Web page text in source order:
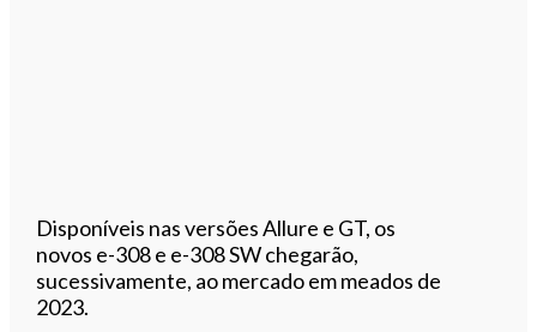
Disponíveis nas versões Allure e GT, os
novos e-308 e e-308 SW chegarão,
sucessivamente, ao mercado em meados de
2023.